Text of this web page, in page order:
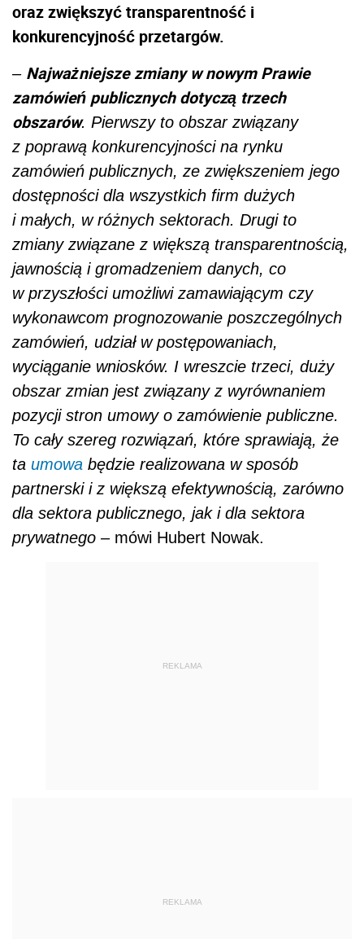
oraz zwiększyć transparentność i
konkurencyjność przetargów.
– Najważniejsze zmiany w nowym Prawie
zamówień publicznych dotyczą trzech
obszarów. Pierwszy to obszar związany
z poprawą konkurencyjności na rynku
zamówień publicznych, ze zwiększeniem jego
dostępności dla wszystkich firm dużych
i małych, w różnych sektorach. Drugi to
zmiany związane z większą transparentnością,
jawnością i gromadzeniem danych, co
w przyszłości umożliwi zamawiającym czy
wykonawcom prognozowanie poszczególnych
zamówień, udział w postępowaniach,
wyciąganie wniosków. I wreszcie trzeci, duży
obszar zmian jest związany z wyrównaniem
pozycji stron umowy o zamówienie publiczne.
To cały szereg rozwiązań, które sprawiają, że
ta umowa będzie realizowana w sposób
partnerski i z większą efektywnością, zarówno
dla sektora publicznego, jak i dla sektora
prywatnego – mówi Hubert Nowak.
REKLAMA